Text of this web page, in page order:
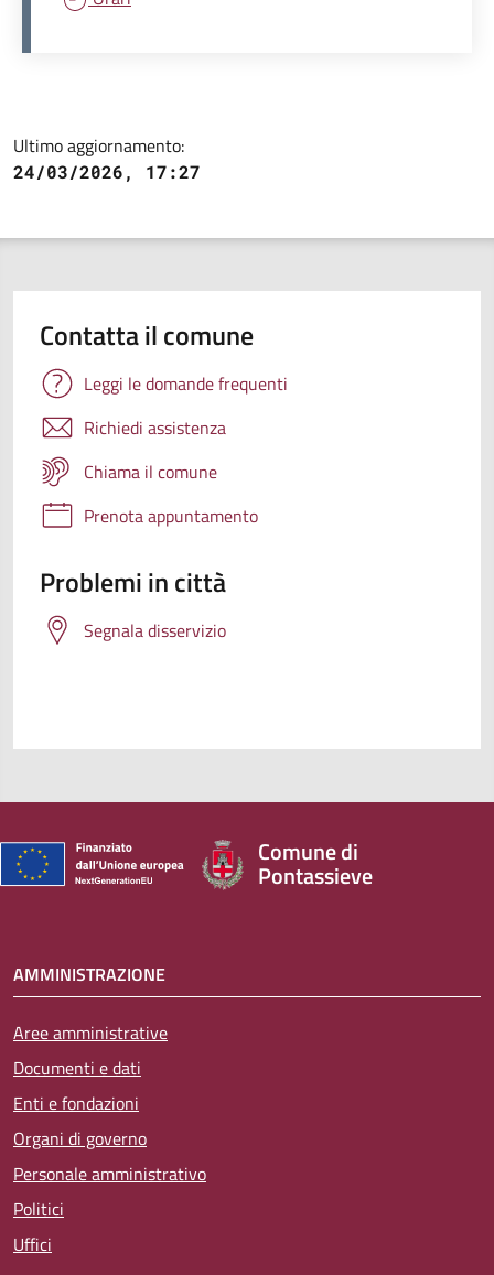
Ultimo aggiornamento:
24/03/2026, 17:27
Contatta il comune
Leggi le domande frequenti
Richiedi assistenza
Chiama il comune
Prenota appuntamento
Problemi in città
Segnala disservizio
Comune di
Pontassieve
AMMINISTRAZIONE
Aree amministrative
Documenti e dati
Enti e fondazioni
Organi di governo
Personale amministrativo
Politici
Uffici